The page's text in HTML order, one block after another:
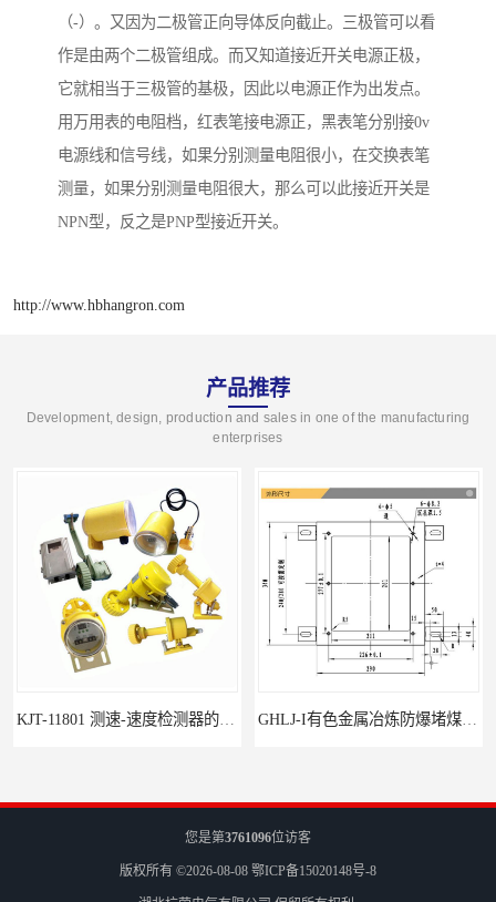
（-）。又因为二极管正向导体反向截止。三极管可以看
作是由两个二极管组成。而又知道接近开关电源正极，
它就相当于三极管的基极，因此以电源正作为出发点。
用万用表的电阻档，红表笔接电源正，黑表笔分别接0v
电源线和信号线，如果分别测量电阻很小，在交换表笔
测量，如果分别测量电阻很大，那么可以此接近开关是
NPN型，反之是PNP型接近开关。
http://www.hbhangron.com
产品推荐
Development, design, production and sales in one of the manufacturing
enterprises
KJT-11801 测速-速度检测器的技术参数与应用 GHLJ-I‌有色金属冶炼防爆堵煤开关的应用
您是第3761096位访客
版权所有 ©2026-08-08 鄂ICP备15020148号-8